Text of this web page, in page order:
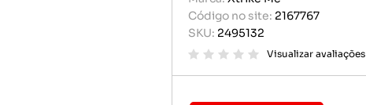
Carregador portátil
Cartão de memória
Pilhas e baterias
Relogio
Código no site: 2167767
SKU: 2495132
Visualizar avaliações